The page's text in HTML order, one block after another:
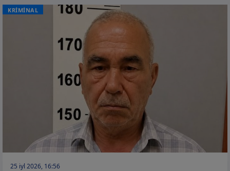
KRİMİNAL
25 iyl 2026, 16:56